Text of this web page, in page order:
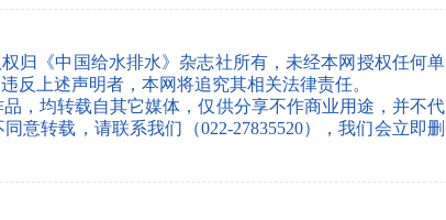
归《中国给水排水》杂志社所有，未经本网授权任何单
反上述声明者，本网将追究其相关法律责任。
，均转载自其它媒体，仅供分享不作商业用途，并不代
意转载，请联系我们（022-27835520），我们会立即删